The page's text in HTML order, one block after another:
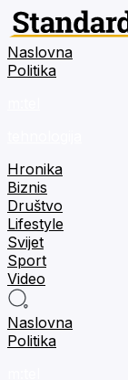
Naslovna
Politika
Hronika
Biznis
Društvo
Lifestyle
Svijet
Sport
Video
Naslovna
Politika